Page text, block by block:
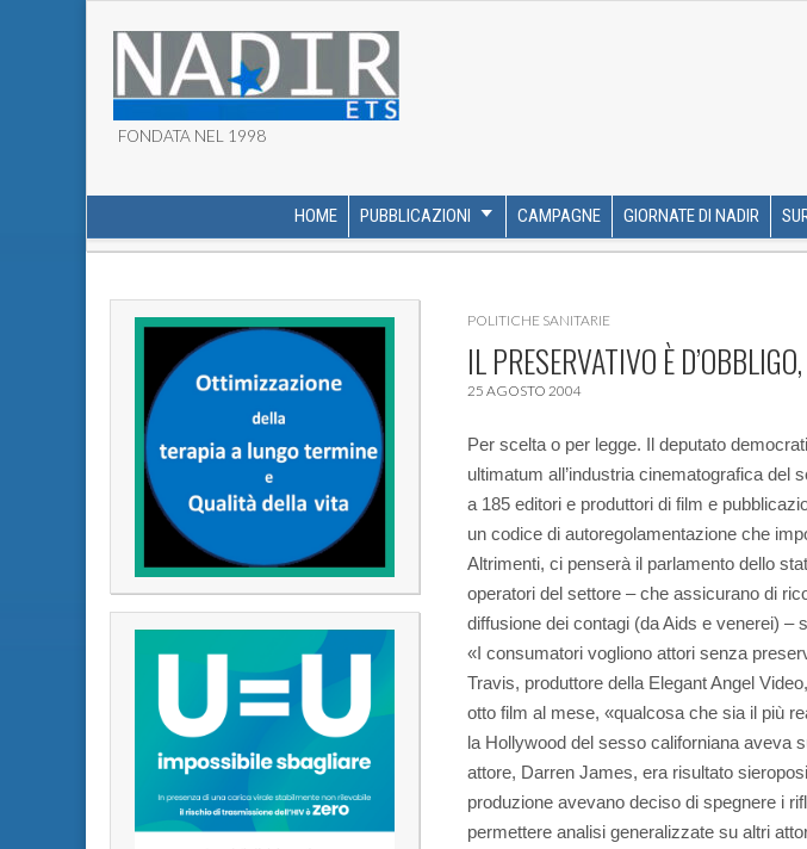
ASSOCIAZIONE NADIR ETS
FONDATA NEL 1998
MAIN MENU
HOME PUBBLICAZIONI CAMPAGNE GIORNATE DI NADIR
SUB MENU
POLITICHE SANITARIE
IL PRESERVATIVO È
25 AGOSTO 2004
Per scelta o per legge. Il deputato
ultimatum all’industria cinematografica del
a 185 editori e produttori di film e
un codice di autoregolamentazione che
Altrimenti, ci penserà il parlamento dello
operatori del settore – che assicurano di
diffusione dei contagi (da Aids e venerei) –
«I consumatori vogliono attori senza
Travis, produttore della Elegant Angel
otto film al mese, «qualcosa che sia il più
la Hollywood del sesso californiana aveva
attore, Darren James, era risultato
produzione avevano deciso di spegnere i
permettere analisi generalizzate su altri